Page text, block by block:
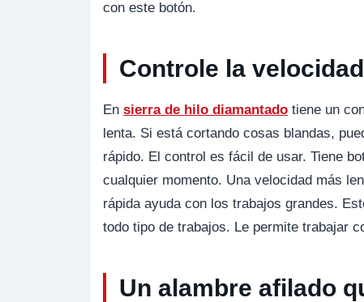
con este botón.
Controle la
En sierra de hilo diamantado tiene un
lenta. Si está cortando cosas blandas,
rápido. El control es fácil de usar. Tiene
cualquier momento. Una velocidad más
rápida ayuda con los trabajos grandes.
todo tipo de trabajos. Le permite trabajar
Un alambre afilado